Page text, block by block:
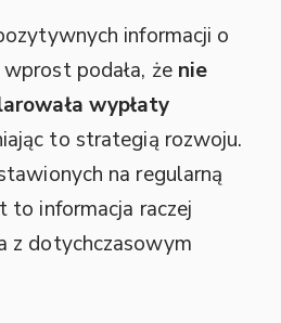
informacji o
podała, że nie
wypłaty
to strategią rozwoju.
na regularną
informacja raczej
z dotychczasowym